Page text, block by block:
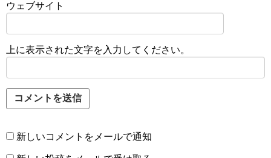
ウェブサイト
上に表示された文字を入力してください。
新しいコメントをメールで通知